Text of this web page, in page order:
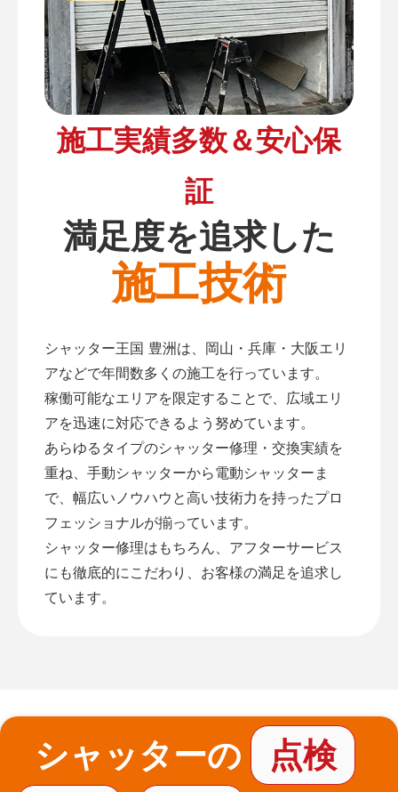
施工実績多数＆安心保
証
満足度を追求した
施工技術
シャッター王国 豊洲は、岡山・兵庫・大阪エリ
アなどで年間数多くの施工を行っています。
稼働可能なエリアを限定することで、広域エリ
アを迅速に対応できるよう努めています。
あらゆるタイプのシャッター修理・交換実績を
重ね、手動シャッターから電動シャッターま
で、幅広いノウハウと高い技術力を持ったプロ
フェッショナルが揃っています。
シャッター修理はもちろん、アフターサービス
にも徹底的にこだわり、お客様の満足を追求し
ています。
シャッターの
点検